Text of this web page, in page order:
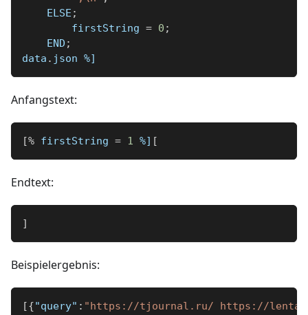
    ELSE
;
        firstString
= 0 ;
    END
;
data . json %]
Anfangstext:
[% firstString = 1 %] [
Endtext:
]
Beispielergebnis:
[{"query" : "https://tjournal.ru/ https://